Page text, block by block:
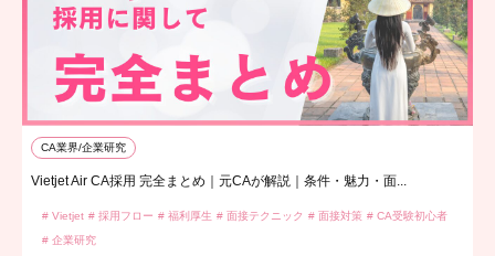
CA業界/企業研究
Vietjet Air CA採用 完全まとめ｜元CAが解説｜条件・魅力・面...
# Vietjet # 採用フロー # 福利厚生 # 面接テクニック # 面接対策 # CA受験初心者
# 企業研究